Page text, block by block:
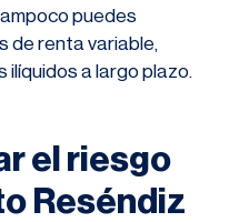
puedes
de renta variable,
ilíquidos a largo plazo.
el riesgo
Reséndiz